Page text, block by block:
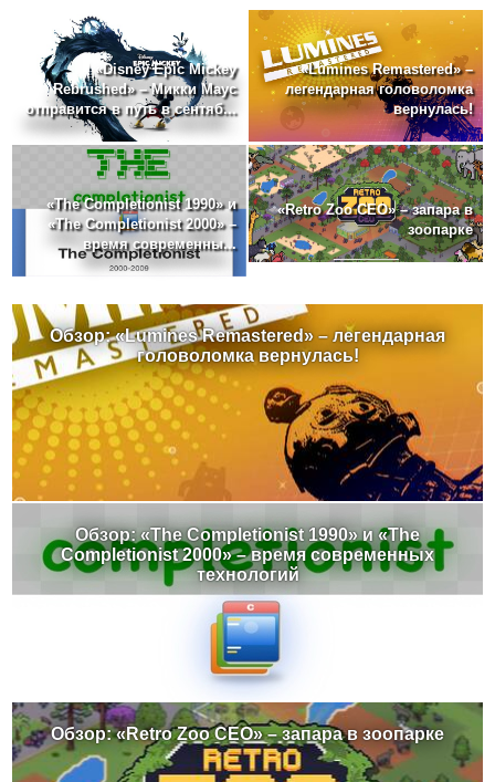
«Disney Epic Mickey
Rebrushed» – Микки Маус
отправится в путь в сентяб...
«Lumines Remastered» –
легендарная головоломка
вернулась!
«The Completionist 1990» и
«The Completionist 2000» –
время современны...
«Retro Zoo CEO» – запара в
зоопарке
Обзор: «Lumines Remastered» – легендарная
головоломка вернулась!
Обзор: «The Completionist 1990» и «The
Completionist 2000» – время современных
технологий
Обзор: «Retro Zoo CEO» – запара в зоопарке